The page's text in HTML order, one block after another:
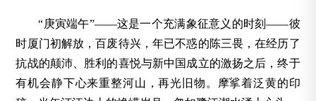
“庚寅端午”——这是一个充满象征意义的时刻——彼
时厦门初解放，百废待兴，年已不惑的陈三畏，在经历了
抗战的颠沛、胜利的喜悦与新中国成立的激扬之后，终于
有机会静下心来重整河山，再光旧物。摩挲着泛黄的印